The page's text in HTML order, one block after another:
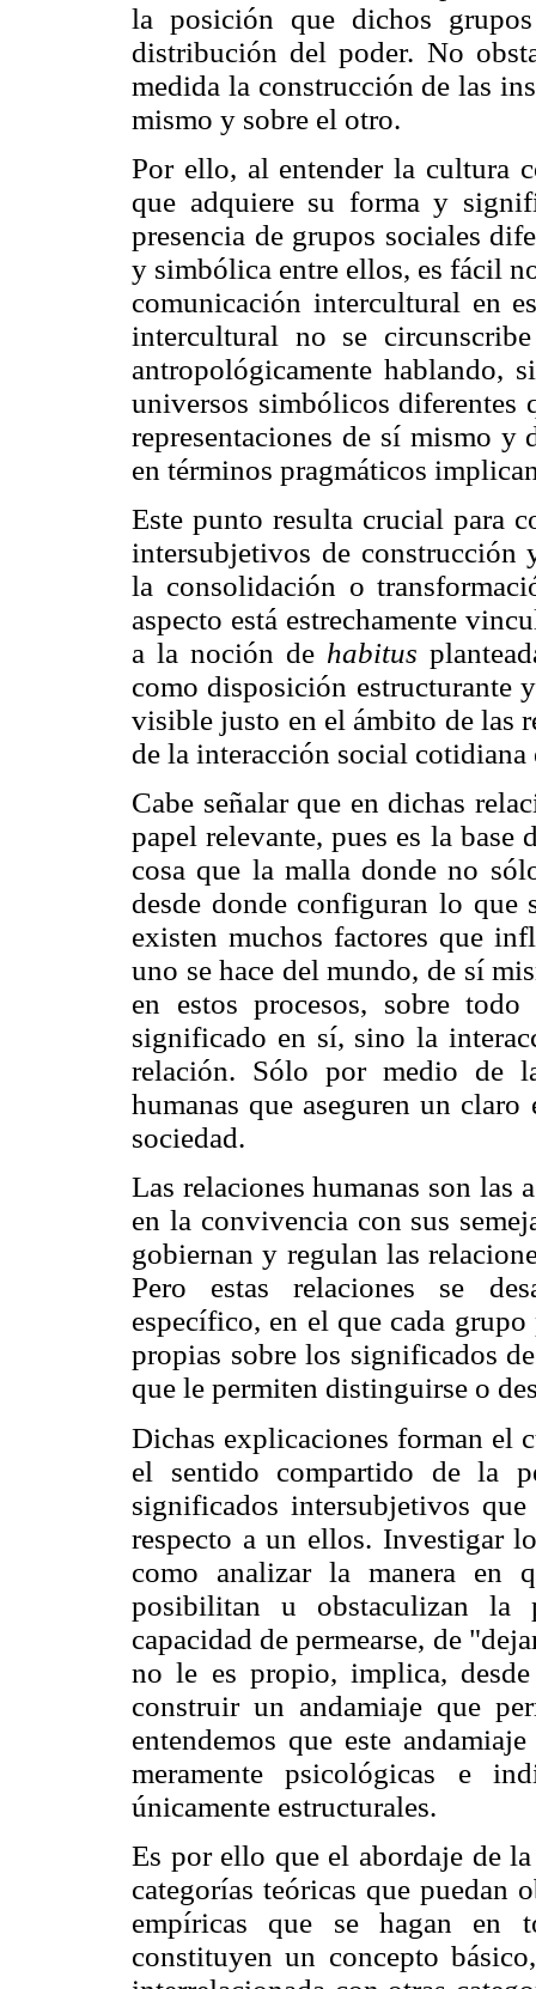
la posición que dichos
distribución del poder. No
medida la construcción de las
mismo y sobre el otro.
Por ello, al entender la cultura
que adquiere su forma y
presencia de grupos sociales
y simbólica entre ellos, es fácil
comunicación intercultural en
intercultural no se
antropológicamente hablando,
universos simbólicos diferentes
representaciones de sí mismo y
en términos pragmáticos
Este punto resulta crucial para
intersubjetivos de construcción
la consolidación o
aspecto está estrechamente
a la noción de habitus
como disposición estructurante
visible justo en el ámbito de las
de la interacción social cotidiana
Cabe señalar que en dichas
papel relevante, pues es la
cosa que la malla donde no
desde donde configuran lo que
existen muchos factores que
uno se hace del mundo, de sí
en estos procesos, sobre
significado en sí, sino la
relación. Sólo por medio de
humanas que aseguren un
sociedad.
Las relaciones humanas son las
en la convivencia con sus
gobiernan y regulan las
Pero estas relaciones se
específico, en el que cada
propias sobre los significados
que le permiten distinguirse o
Dichas explicaciones forman el
el sentido compartido de la
significados intersubjetivos
respecto a un ellos. Investigar
como analizar la manera en
posibilitan u obstaculizan la
capacidad de permearse, de
no le es propio, implica,
construir un andamiaje que
entendemos que este
meramente psicológicas e
únicamente estructurales.
Es por ello que el abordaje de
categorías teóricas que puedan
empíricas que se hagan en
constituyen un concepto